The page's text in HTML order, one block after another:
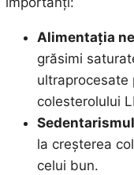
Alimentația
grăsimi
ultraprocesate
colesterolului
la creșterea
celui bun.